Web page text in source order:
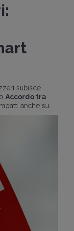
subisce
Accordo tra
anche su..